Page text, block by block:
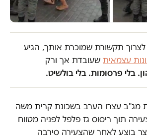
לצרוך תקשורת שמוכרת אותך, הגיע
עצמאית שעובדת אך ורק
בלי פרסומות. בלי בולשיט.
מג"ב עצרו הערב בשכונת קרית משה
תוך ריסוס גז פלפל לפניה מטווח
בוצע לאחר שהצעירה סירבה